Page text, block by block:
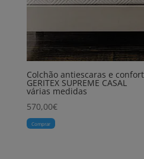
Colchão antiescaras e
GERITEX SUPREME CASAL
várias medidas
570,00€
Comprar